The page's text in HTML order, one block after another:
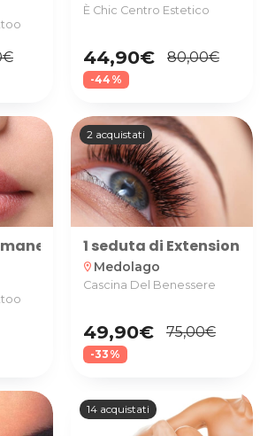
È Chic Centro Estetico
44,90€ 80,00€
-44%
labbra o occhi da
2 acquistati
1 seduta di Extension
location_on Medolago
Cascina Del Benessere
49,90€ 75,00€
-33%
14 acquistati